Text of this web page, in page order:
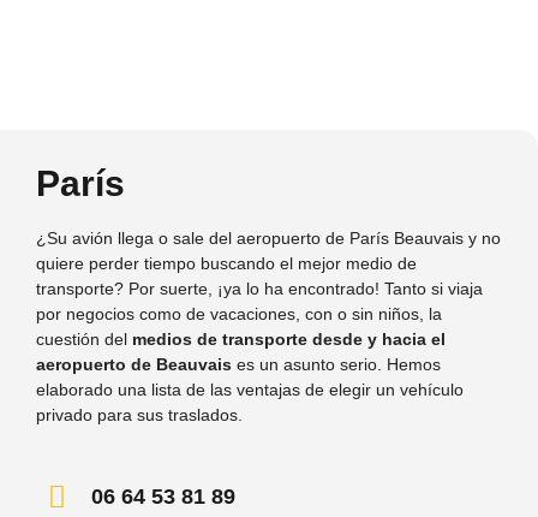
París
¿Su avión llega o sale del aeropuerto de París Beauvais y no
quiere perder tiempo buscando el mejor medio de
transporte? Por suerte, ¡ya lo ha encontrado! Tanto si viaja
por negocios como de vacaciones, con o sin niños, la
cuestión del medios de transporte desde y hacia el
aeropuerto de Beauvais es un asunto serio. Hemos
elaborado una lista de las ventajas de elegir un vehículo
privado para sus traslados.
06 64 53 81 89